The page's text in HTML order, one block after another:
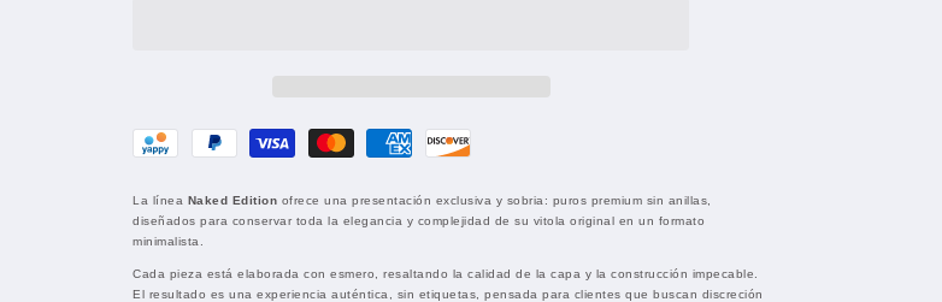
La línea Naked Edition ofrece una presentación exclusiva y sobria: puros premium sin anillas,
diseñados para conservar toda la elegancia y complejidad de su vitola original en un formato
minimalista.
Cada pieza está elaborada con esmero, resaltando la calidad de la capa y la construcción impecable.
El resultado es una experiencia auténtica, sin etiquetas, pensada para clientes que buscan discreción